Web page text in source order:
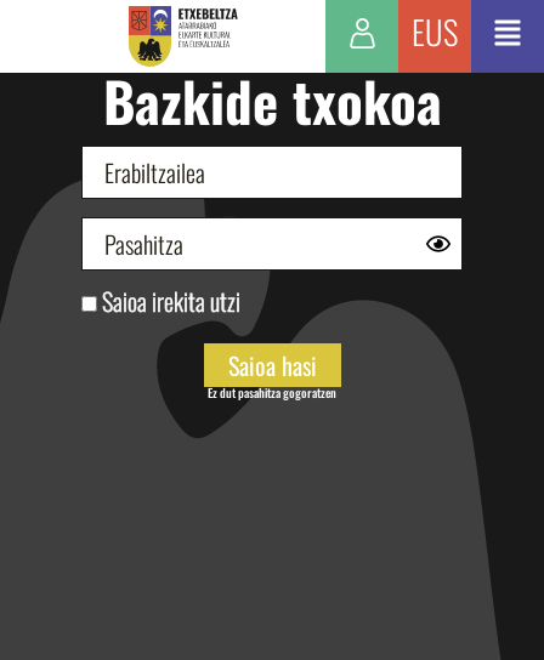
EUS
Bazkide txokoa
Saioa irekita utzi
Ez dut pasahitza gogoratzen